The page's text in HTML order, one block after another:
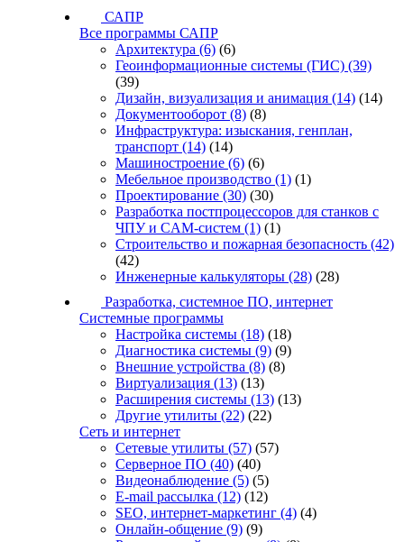
САПР
Все программы САПР
Архитектура (6) (6)
Геоинформационные системы (ГИС) (39)
(39)
Дизайн, визуализация и анимация (14) (14)
Документооборот (8) (8)
Инфраструктура: изыскания, генплан,
транспорт (14) (14)
Машиностроение (6) (6)
Мебельное производство (1) (1)
Проектирование (30) (30)
Разработка постпроцессоров для станков с
ЧПУ и CAM-систем (1) (1)
Строительство и пожарная безопасность (42)
(42)
Инженерные калькуляторы (28) (28)
Разработка, системное ПО, интернет
Системные программы
Настройка системы (18) (18)
Диагностика системы (9) (9)
Внешние устройства (8) (8)
Виртуализация (13) (13)
Расширения системы (13) (13)
Другие утилиты (22) (22)
Сеть и интернет
Сетевые утилиты (57) (57)
Серверное ПО (40) (40)
Видеонаблюдение (5) (5)
E-mail рассылка (12) (12)
SEO, интернет-маркетинг (4) (4)
Онлайн-общение (9) (9)